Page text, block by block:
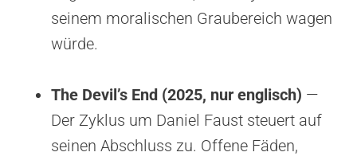
seinem moralischen Graubereich wagen
würde.
The Devil’s End (2025, nur englisch) —
Der Zyklus um Daniel Faust steuert auf
seinen Abschluss zu. Offene Fäden,